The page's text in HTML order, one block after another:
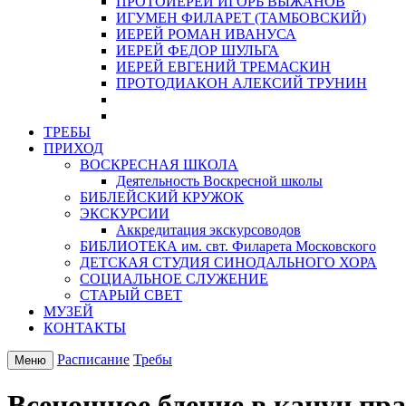
ИГУМЕН ФИЛАРЕТ (ТАМБОВСКИЙ)
ИЕРЕЙ РОМАН ИВАНУСА
ИЕРЕЙ ФЕДОР ШУЛЬГА
ИЕРЕЙ ЕВГЕНИЙ ТРЕМАСКИН
ПРОТОДИАКОН АЛЕКСИЙ ТРУНИН
ТРЕБЫ
ПРИХОД
ВОСКРЕСНАЯ ШКОЛА
Деятельность Воскресной школы
БИБЛЕЙСКИЙ КРУЖОК
ЭКСКУРСИИ
Аккредитация экскурсоводов
БИБЛИОТЕКА им. свт. Филарета Московского
ДЕТСКАЯ СТУДИЯ СИНОДАЛЬНОГО ХОРА
СОЦИАЛЬНОЕ СЛУЖЕНИЕ
СТАРЫЙ СВЕТ
МУЗЕЙ
КОНТАКТЫ
Меню Расписание Требы